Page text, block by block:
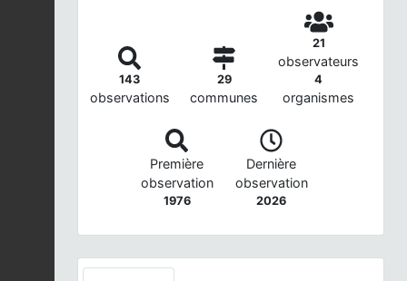
143
observations
29
communes
21
observateurs
4
organismes
Première
observation
1976
Dernière
observation
2026